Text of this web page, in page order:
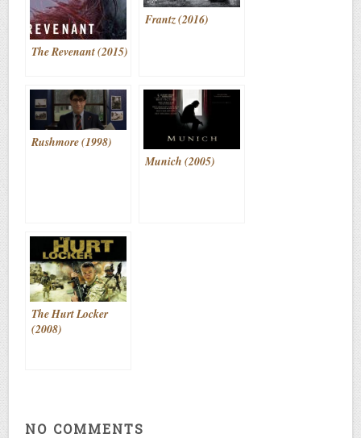
The Revenant (2015)
Frantz (2016)
Rushmore (1998)
Munich (2005)
The Hurt Locker
(2008)
NO COMMENTS